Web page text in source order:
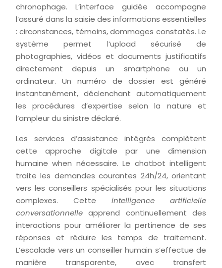
chronophage. L’interface guidée accompagne
l’assuré dans la saisie des informations essentielles
: circonstances, témoins, dommages constatés. Le
système permet l’upload sécurisé de
photographies, vidéos et documents justificatifs
directement depuis un smartphone ou un
ordinateur. Un numéro de dossier est généré
instantanément, déclenchant automatiquement
les procédures d’expertise selon la nature et
l’ampleur du sinistre déclaré.
Les services d’assistance intégrés complètent
cette approche digitale par une dimension
humaine when nécessaire. Le chatbot intelligent
traite les demandes courantes 24h/24, orientant
vers les conseillers spécialisés pour les situations
complexes. Cette intelligence artificielle
conversationnelle apprend continuellement des
interactions pour améliorer la pertinence de ses
réponses et réduire les temps de traitement.
L’escalade vers un conseiller humain s’effectue de
manière transparente, avec transfert